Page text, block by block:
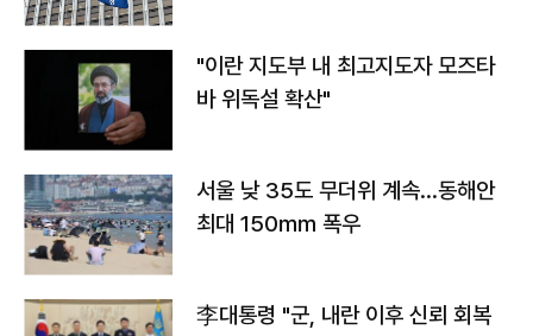
"이란 지도부 내 최고지도자 모즈타
바 위독설 확산"
서울 낮 35도 무더위 계속…동해안
최대 150㎜ 폭우
李대통령 "군, 내란 이후 신뢰 회복